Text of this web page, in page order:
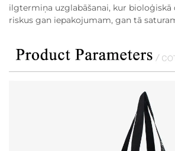
ilgtermiņa uzglabāšanai, kur bioloģiskā
riskus gan iepakojumam, gan tā